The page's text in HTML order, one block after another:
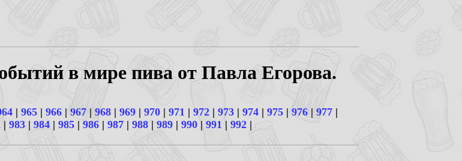
в мире пива от Павла Егорова.
| 965 | 966 | 967 | 968 | 969 | 970 | 971 | 972 | 973 | 974 | 975 | 976 | 977 |
| 983 |984| 985 | 986 | 987 | 988| 989 | 990 | 991 | 992 |